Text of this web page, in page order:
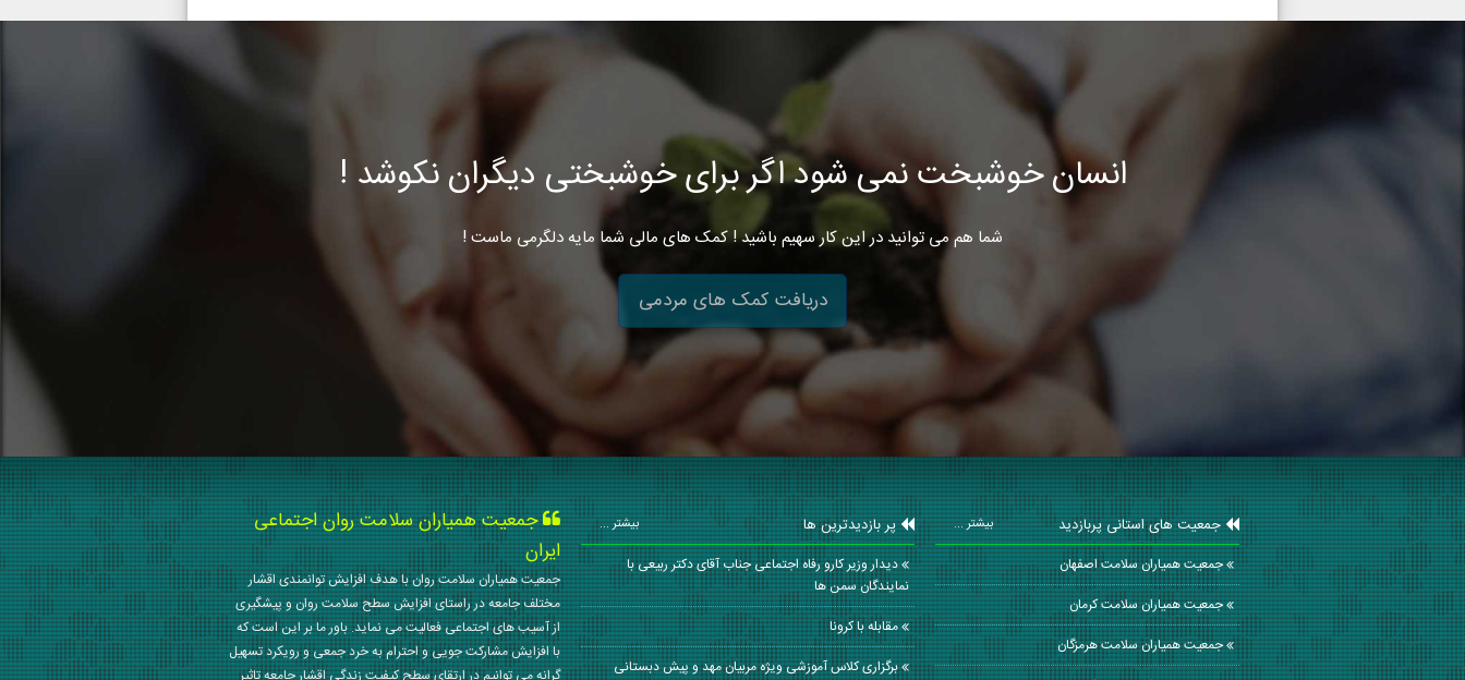
انسان خوشبخت نمی شود اگر برای خوشبختی دیگران نکوشد !
شما هم می توانید در این کار سهیم باشید ! کمک های مالی شما مایه دلگرمی ماست !
دریافت کمک های مردمی
جمعیت های استانی پربازدید بیشتر ...
جمعیت همیاران سلامت اصفهان
جمعیت همیاران سلامت كرمان
جمعیت همیاران سلامت هرمزگان
پر بازدیدترین ها بیشتر ...
دیدار وزیر کارو رفاه اجتماعی جناب آقای دکتر ربیعی با
نمایندگان سمن ها
مقابله با كرونا
برگزاری کلاس آموزشی ویژه مربیان مهد و پیش دبستانی
جمعیت همیاران سلامت روان اجتماعی
ایران
جمعیت همیاران سلامت روان با هدف افزایش توانمندی اقشار
مختلف جامعه در راستای افزایش سطح سلامت روان و پیشگیری
از آسیب های اجتماعی فعالیت می نماید. باور ما بر این است که
با افزایش مشارکت جویی و احترام به خرد جمعی و رویکرد تسهیل
گرانه می توانیم در ارتقای سطح کیفیت زندگی اقشار جامعه تاثیر